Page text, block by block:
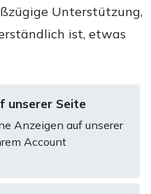
Unterstützung,
ist, etwas
unserer Seite
Anzeigen auf unserer
Account